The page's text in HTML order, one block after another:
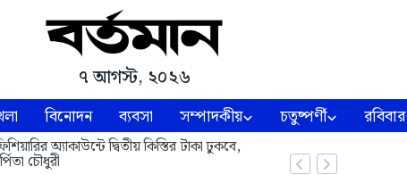
৭ আগস্ট, ২০২৬
বিনোদন ব্যবসা সম্পাদকীয় চতুষ্পর্ণী রবিবার
অ্যাকাউন্টে দ্বিতীয় কিস্তির টাকা ঢুকবে,
চৌধুরী